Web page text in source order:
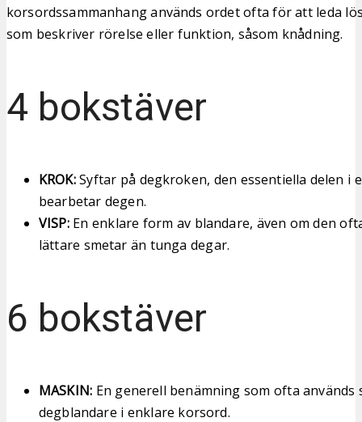
korsordssammanhang används ordet ofta för att leda
som beskriver rörelse eller funktion, såsom knådning.
4 bokstäver
KROK:Syftar på degkroken, den essentiella delen i
bearbetar degen.
VISP:En enklare form av blandare, även om den
lättare smetar än tunga degar.
6 bokstäver
MASKIN: En generell benämning som ofta används
degblandare i enklare korsord.